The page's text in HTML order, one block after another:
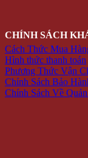
CHÍNH SÁCH
Cách Thức Mua
Hình thức thanh toán
Phương Thức Vận
Chính Sách Bảo
Chính Sách Về